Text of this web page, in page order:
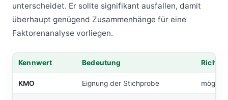
unterscheidet. Er sollte signifikant ausfallen, damit
überhaupt genügend Zusammenhänge für eine
Faktorenanalyse vorliegen.
Kennwert Bedeutung
KMO Eignung der Stichprobe